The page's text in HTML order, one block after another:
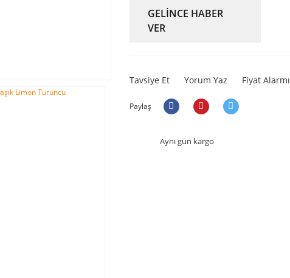
GELİNCE HABER
VER
Tavsiye Et Yorum Yaz Fiyat Alarmı
Paylaş
Aynı gün kargo